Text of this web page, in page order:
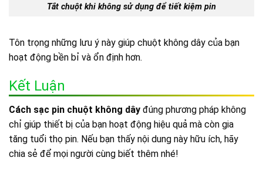
Tắt chuột khi không sử dụng để tiết kiệm pin
Tôn trọng những lưu ý này giúp chuột không dây của bạn
hoạt động bền bỉ và ổn định hơn.
Kết Luận
Cách sạc pin chuột không dây đúng phương pháp không
chỉ giúp thiết bị của bạn hoạt động hiệu quả mà còn gia
tăng tuổi thọ pin. Nếu bạn thấy nội dung này hữu ích, hãy
chia sẻ để mọi người cùng biết thêm nhé!